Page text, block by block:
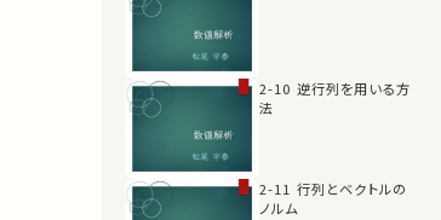
2-10 逆行列を用いる方
法
2-11 行列とベクトルの
ノルム